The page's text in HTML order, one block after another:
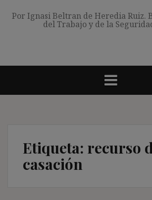
Por Ignasi Beltran de Heredia Ruiz.
del Trabajo y de la
Etiqueta: recurso
casación